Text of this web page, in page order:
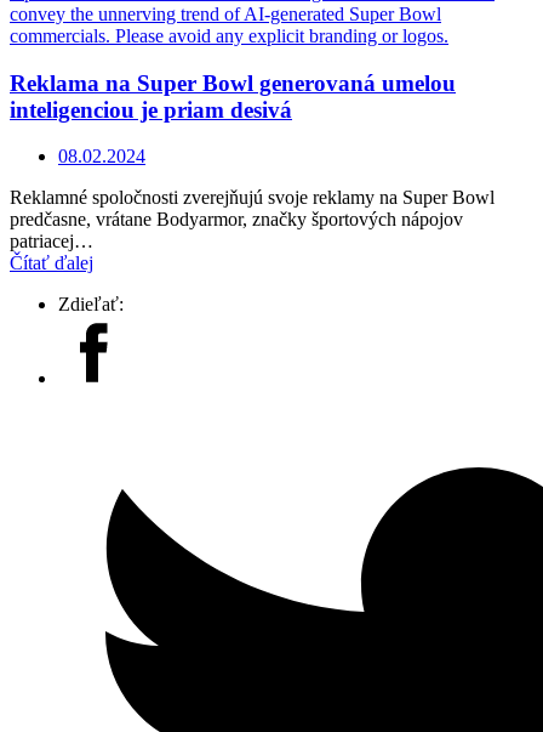
Reklama na Super Bowl generovaná umelou
inteligenciou je priam desivá
08.02.2024
Reklamné spoločnosti zverejňujú svoje reklamy na Super Bowl
predčasne, vrátane Bodyarmor, značky športových nápojov
patriacej…
Čítať ďalej
Zdieľať: